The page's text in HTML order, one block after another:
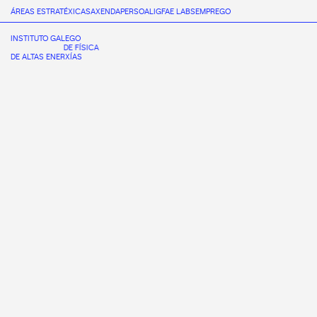
ÁREAS ESTRATÉXICASAXENDAPERSOALIGFAE LABSEMPREGO
INSTITUTO GALEGO
DE FÍSICA
DE ALTAS ENERXÍAS